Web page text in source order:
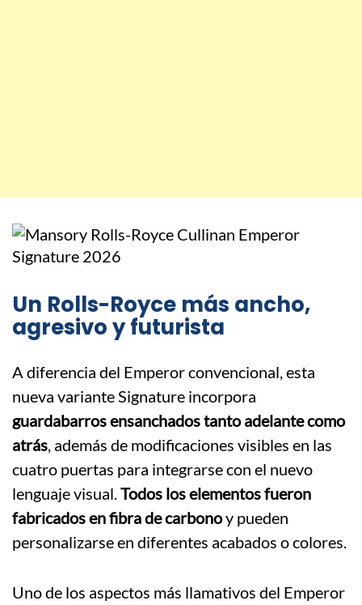
Un Rolls-Royce más ancho,
agresivo y futurista
A diferencia del Emperor convencional, esta
nueva variante Signature incorpora
guardabarros ensanchados tanto adelante como
atrás, además de modificaciones visibles en las
cuatro puertas para integrarse con el nuevo
lenguaje visual.Todos los elementos fueron
fabricados en fibra de carbonoy pueden
personalizarse en diferentes acabados o colores.
Uno de los aspectos más llamativos del Emperor